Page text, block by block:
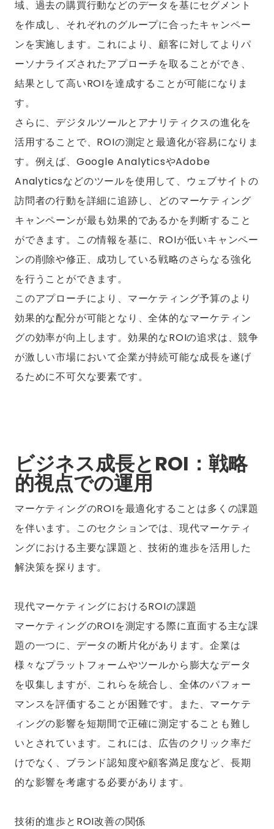
域、過去の購買行動などのデータを基にセグメント
を作成し、それぞれのグループに合ったキャンペー
ンを実施します。これにより、顧客に対してよりパ
ーソナライズされたアプローチを取ることができ、
結果として高いROIを達成することが可能になりま
す。
さらに、デジタルツールとアナリティクスの進化を
活用することで、ROIの測定と最適化が容易になりま
す。例えば、Google AnalyticsやAdobe
Analyticsなどのツールを使用して、ウェブサイトの
訪問者の行動を詳細に追跡し、どのマーケティング
キャンペーンが最も効果的であるかを判断すること
ができます。この情報を基に、ROIが低いキャンペー
ンの削除や修正、成功している戦略のさらなる強化
を行うことができます。
このアプローチにより、マーケティング予算のより
効果的な配分が可能となり、全体的なマーケティン
グの効率が向上します。効果的なROIの追求は、競争
が激しい市場において企業が持続可能な成長を遂げ
るために不可欠な要素です。
ビジネス成長とROI：戦略
的視点での運用
マーケティングのROIを最適化することは多くの課題
を伴います。このセクションでは、現代マーケティ
ングにおける主要な課題と、技術的進歩を活用した
解決策を探ります。
現代マーケティングにおけるROIの課題
マーケティングのROIを測定する際に直面する主な課
題の一つに、データの断片化があります。企業は
様々なプラットフォームやツールから膨大なデータ
を収集しますが、これらを統合し、全体のパフォー
マンスを評価することが困難です。また、マーケテ
ィングの影響を短期間で正確に測定することも難し
いとされています。これには、広告のクリック率だ
けでなく、ブランド認知度や顧客満足度など、長期
的な影響を考慮する必要があります。
技術的進歩とROI改善の関係